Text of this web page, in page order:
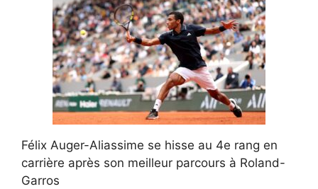
Félix Auger-Aliassime se hisse au 4e rang en
carrière après son meilleur parcours à Roland-
Garros